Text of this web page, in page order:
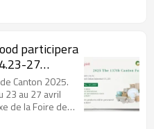
participera
27
Canton 2025.
23 au 27 avril
de la Foire de